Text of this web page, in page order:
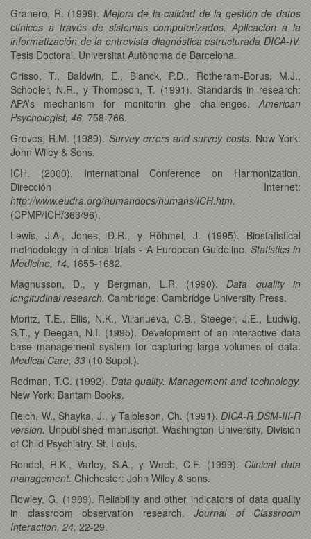
Granero, R. (1999). Mejora de la calidad de la gestión de datos
clínicos a través de sistemas computerizados. Aplicación a la
informatización de la entrevista diagnóstica estructurada DICA-IV.
Tesis Doctoral. Universitat Autònoma de Barcelona.
Grisso, T., Baldwin, E., Blanck, P.D., Rotheram-Borus, M.J.,
Schooler, N.R., y Thompson, T. (1991). Standards in research:
APA’s mechanism for monitorin ghe challenges. American
Psychologist, 46, 758-766.
Groves, R.M. (1989). Survey errors and survey costs. New York:
John Wiley & Sons.
ICH. (2000). International Conference on Harmonization.
Dirección Internet:
http://www.eudra.org/humandocs/humans/ICH.htm.
(CPMP/ICH/363/96).
Lewis, J.A., Jones, D.R., y Röhmel, J. (1995). Biostatistical
methodology in clinical trials - A European Guideline. Statistics in
Medicine, 14, 1655-1682.
Magnusson, D., y Bergman, L.R. (1990). Data quality in
longitudinal research. Cambridge: Cambridge University Press.
Moritz, T.E., Ellis, N.K., Villanueva, C.B., Steeger, J.E., Ludwig,
S.T., y Deegan, N.I. (1995). Development of an interactive data
base management system for capturing large volumes of data.
Medical Care, 33 (10 Suppl.).
Redman, T.C. (1992). Data quality. Management and technology.
New York: Bantam Books.
Reich, W., Shayka, J., y Taibleson, Ch. (1991).DICA-R DSM-III-R
version. Unpublished manuscript. Washington University, Division
of Child Psychiatry. St. Louis.
Rondel, R.K., Varley, S.A., y Weeb, C.F. (1999). Clinical data
management. Chichester: John Wiley & sons.
Rowley, G. (1989). Reliability and other indicators of data quality
in classroom observation research. Journal of Classroom
Interaction, 24, 22-29.